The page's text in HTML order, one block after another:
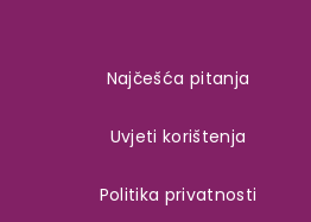
Najčešća pitanja
Uvjeti korištenja
Politika privatnosti